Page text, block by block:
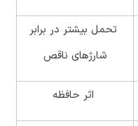
تحمل بیشتر در برابر
شارژهای ناقص
اثر حافظه